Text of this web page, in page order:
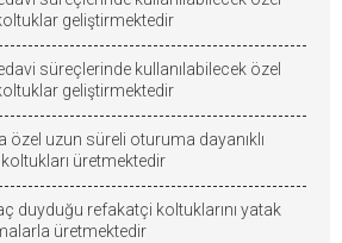
geliştirmektedir
süreçlerinde kullanılabilecek özel
geliştirmektedir
özel uzun süreli oturuma dayanıklı
üretmektedir
duyduğu refakatçi koltuklarını yatak
üretmektedir